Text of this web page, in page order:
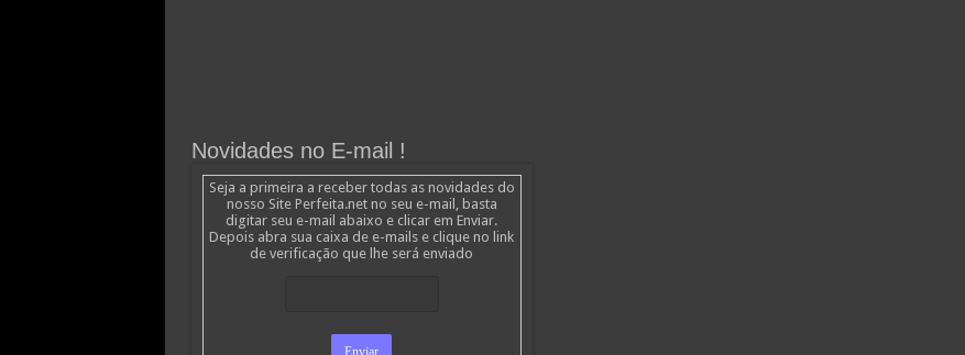
Novidades no E-mail !
Seja a primeira a receber todas as novidades do
nosso Site Perfeita.net no seu e-mail, basta
digitar seu e-mail abaixo e clicar em Enviar.
Depois abra sua caixa de e-mails e clique no link
de verificação que lhe será enviado